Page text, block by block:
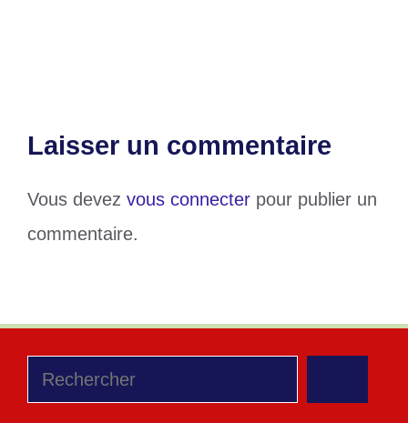
Laisser un commentaire
Vous devez vous connecter pour publier un
commentaire.
Rechercher